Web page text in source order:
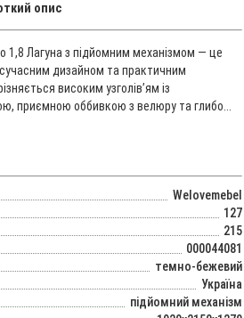
опис
1,8 Лагуна з підйомним механізмом — це
дизайном та практичним
високим узголів’ям із
приємною оббивкою з велюру та глибо...
Welovemebel
127
215
000044081
темно-бежевий
Україна
підйомний механізм